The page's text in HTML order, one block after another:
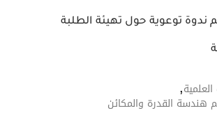
ندوة توعوية حول تهيئة الطلبة
,
هندسة القدرة والمكائن